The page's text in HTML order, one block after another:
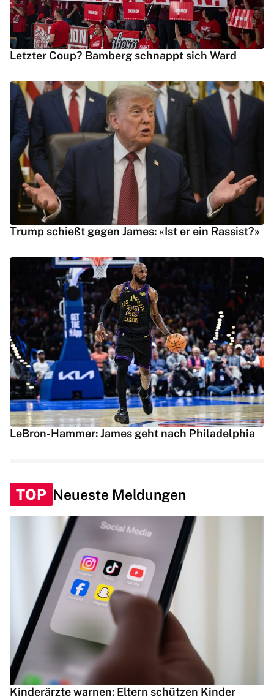
Letzter Coup? Bamberg schnappt sich Ward
Trump schießt gegen James: «Ist er ein Rassist?»
LeBron-Hammer: James geht nach Philadelphia
TOP Neueste Meldungen
Kinderärzte warnen: Eltern schützen Kinder